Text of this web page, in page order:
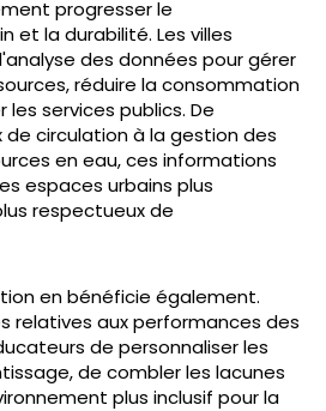
progresser le
et la durabilité. Les villes
des données pour gérer
réduire la consommation
services publics. De
circulation à la gestion des
en eau, ces informations
espaces urbains plus
respectueux de
en bénéficie également.
relatives aux performances des
de personnaliser les
de combler les lacunes
plus inclusif pour la